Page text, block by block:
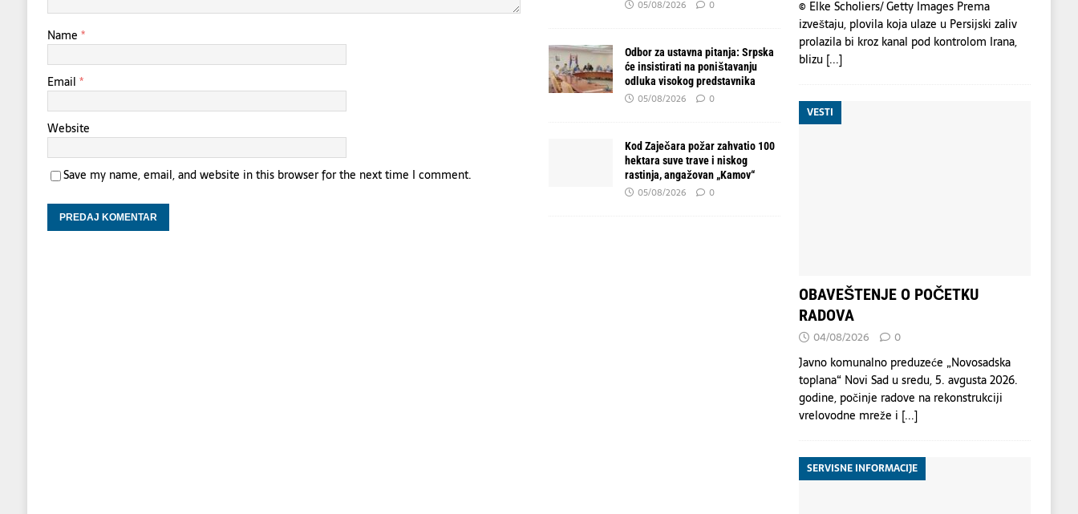
Name *
Email *
Website
Save my name, email, and website in this browser for the next time I comment.
05/08/2026 0
Odbor za ustavna pitanja: Srpska
će insistirati na poništavanju
odluka visokog predstavnika
05/08/2026 0
Kod Zaječara požar zahvatio 100
hektara suve trave i niskog
rastinja, angažovan „Kamov“
05/08/2026 0
© Elke Scholiers/ Getty Images Prema
izveštaju, plovila koja ulaze u Persijski zaliv
prolazila bi kroz kanal pod kontrolom Irana,
blizu [...]
VESTI
OBAVEŠTENJE O POČETKU
RADOVA
04/08/2026 0
Javno komunalno preduzeće „Novosadska
toplana“ Novi Sad u sredu, 5. avgusta 2026.
godine, počinje radove na rekonstrukciji
vrelovodne mreže i [...]
SERVISNE INFORMACIJE